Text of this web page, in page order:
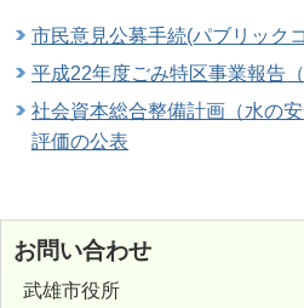
市民意見公募手続(パブリック
平成22年度ごみ特区事業報告
社会資本総合整備計画（水の
評価の公表
お問い合わせ
武雄市役所